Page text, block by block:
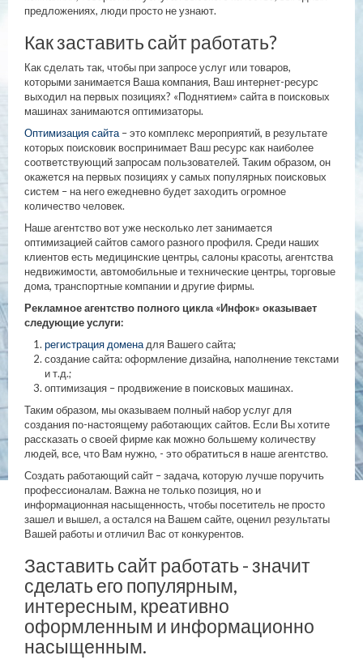
предложениях, люди просто не узнают.
Как заставить сайт работать?
Как сделать так, чтобы при запросе услуг или товаров,
которыми занимается Ваша компания, Ваш интернет-ресурс
выходил на первых позициях? «Поднятием» сайта в поисковых
машинах занимаются оптимизаторы.
Оптимизация сайта– это комплекс мероприятий, в результате
которых поисковик воспринимает Ваш ресурс как наиболее
соответствующий запросам пользователей. Таким образом, он
окажется на первых позициях у самых популярных поисковых
систем – на него ежедневно будет заходить огромное
количество человек.
Наше агентство вот уже несколько лет занимается
оптимизацией сайтов самого разного профиля. Среди наших
клиентов есть медицинские центры, салоны красоты, агентства
недвижимости, автомобильные и технические центры, торговые
дома, транспортные компании и другие фирмы.
Рекламное агентство полного цикла «Инфок» оказывает
следующие услуги:
регистрация доменадля Вашего сайта;
создание сайта: оформление дизайна, наполнение текстами
и т.д.;
оптимизация – продвижение в поисковых машинах.
Таким образом, мы оказываем полный набор услуг для
создания по-настоящему работающих сайтов. Если Вы хотите
рассказать о своей фирме как можно большему количеству
людей, все, что Вам нужно, - это обратиться в наше агентство.
Создать работающий сайт – задача, которую лучше поручить
профессионалам. Важна не только позиция, но и
информационная насыщенность, чтобы посетитель не просто
зашел и вышел, а остался на Вашем сайте, оценил результаты
Вашей работы и отличил Вас от конкурентов.
Заставить сайт работать - значит
сделать его популярным,
интересным, креативно
оформленным и информационно
насыщенным.